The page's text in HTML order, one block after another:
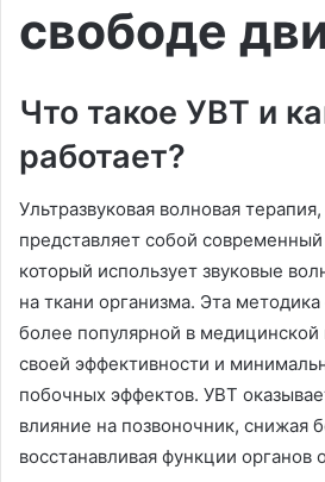
свободе
Что такое УВТ и
работает?
Ультразвуковая волновая
представляет собой
который использует звуковые
на ткани организма. Эта методика
более популярной в медицинской
своей эффективности и
побочных эффектов. УВТ
влияние на позвоночник, снижая
восстанавливая функции органов